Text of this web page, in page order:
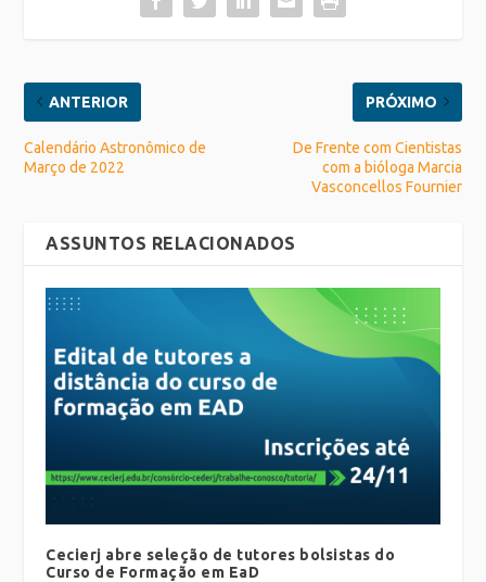
ANTERIOR
Calendário Astronômico de
Março de 2022
PRÓXIMO
De Frente com Cientistas
com a bióloga Marcia
Vasconcellos Fournier
ASSUNTOS RELACIONADOS
Cecierj abre seleção de tutores bolsistas do
Curso de Formação em EaD